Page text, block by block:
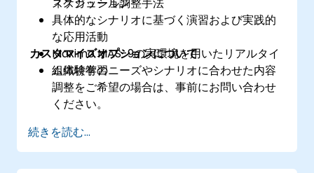
具体的なシナリオに基づく演習および実践的
な応用活動
Maximo MAS-9の実環境を用いたリアルタイ
ム体験学習
カスタマイズオプションについて
組織特有のニーズやシナリオに合わせた内容
調整をご希望の場合は、事前にお問い合わせ
ください。
続きを読む...